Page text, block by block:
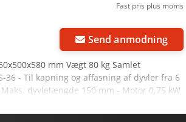
Anmod om flere
Fast pris plus moms
Send anmodning
mm Vægt 80 kg Samlet
36 - Til kapning og affasning af dyvler fra 6
dyvlelængde 150 mm - Motor 0,75 kW
80 kg - Dimensioner LxBxH 560 x 500 x